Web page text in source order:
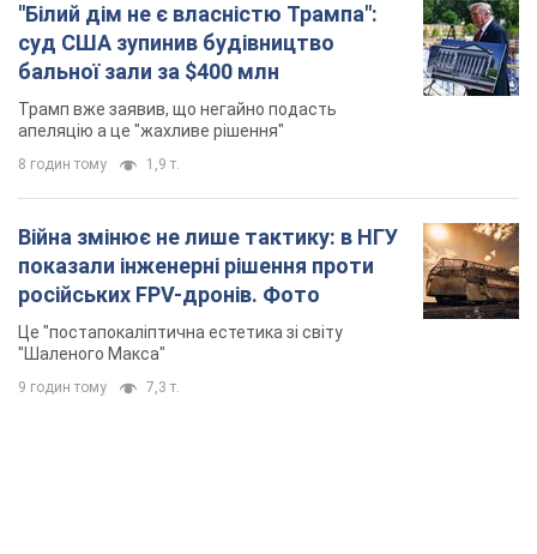
"Білий дім не є власністю Трампа":
суд США зупинив будівництво
бальної зали за $400 млн
Трамп вже заявив, що негайно подасть
апеляцію а це "жахливе рішення"
8 годин тому 1,9 т.
Війна змінює не лише тактику: в НГУ
показали інженерні рішення проти
російських FPV-дронів. Фото
Це "постапокаліптична естетика зі світу
"Шаленого Макса"
9 годин тому 7,3 т.